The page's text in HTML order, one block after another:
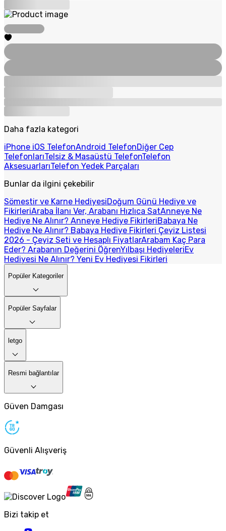
Daha fazla kategori
iPhone iOS TelefonAndroid TelefonDiğer Cep
TelefonlarıTelsiz & Masaüstü TelefonTelefon
AksesuarlarıTelefon Yedek Parçaları
Bunlar da ilgini çekebilir
Sömestir ve Karne HediyesiDoğum Günü Hediye ve
FikirleriAraba İlanı Ver, Arabanı Hızlıca SatAnneye Ne
Hediye Ne Alınır? Anneye Hediye FikirleriBabaya Ne
Hediye Ne Alınır? Babaya Hediye Fikirleri Çeyiz Listesi
2026 - Çeyiz Seti ve Hesaplı FiyatlarArabam Kaç Para
Eder? Arabanın Değerini ÖğrenYılbaşı HediyeleriEv
Hediyesi Ne Alınır? Yeni Ev Hediyesi Fikirleri
Popüler Kategoriler
Popüler Sayfalar
letgo
Resmi bağlantılar
Güven Damgası
Güvenli Alışveriş
Bizi takip et